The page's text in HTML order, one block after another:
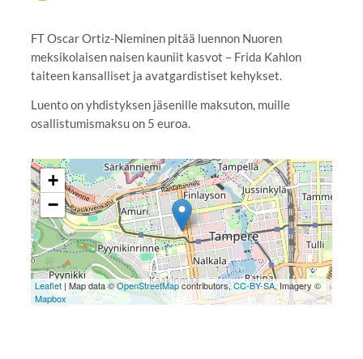
FT Oscar Ortiz-Nieminen pitää luennon Nuoren
meksikolaisen naisen kauniit kasvot – Frida Kahlon
taiteen kansalliset ja avatgardistiset kehykset.
Luento on yhdistyksen jäsenille maksuton, muille
osallistumismaksu on 5 euroa.
+
−
Leaflet| Map data ©OpenStreetMapcontributors,CC-BY-SA, Imagery ©
Mapbox